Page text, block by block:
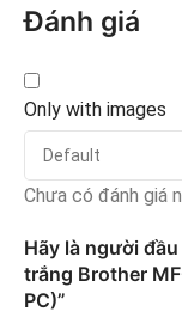
Đánh giá
Only with images
Chưa có đánh giá
Hãy là người
trắng Brother
PC)”